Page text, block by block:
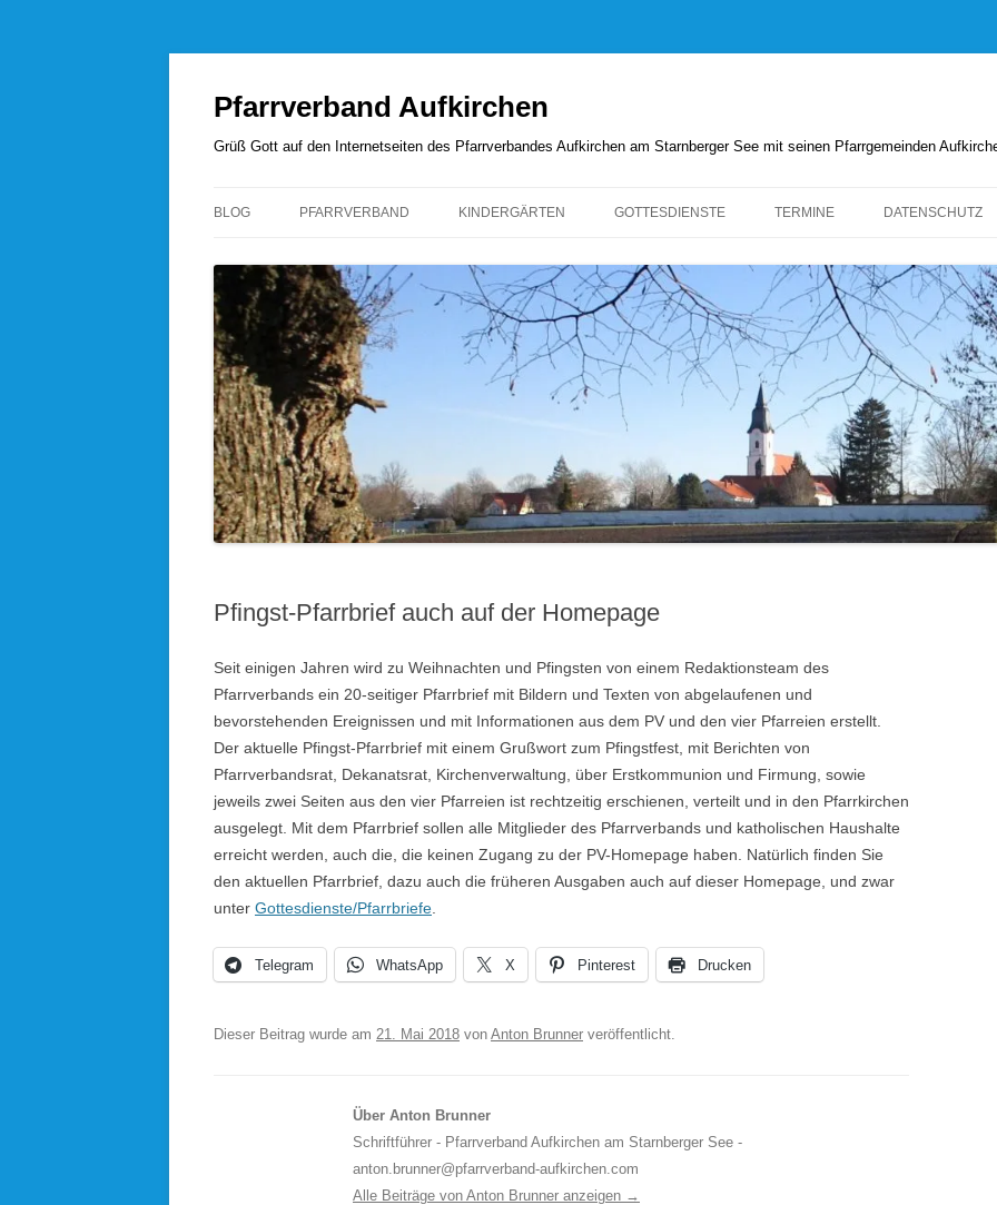
Pfarrverband Aufkirchen
Grüß Gott auf den Internetseiten des Pfarrverbandes Aufkirchen am Starnberger See mit seinen Pfarrgemeinden
BLOG PFARRVERBAND
PFARRVERBANDSRAT
PFARREI AUFKIRCHEN
PFARREI HÖHENRAIN
PFARREI PERCHA
PFARREI WANGEN
KOLPINGSFAMILIE HÖHENRAIN
KIRCHEN UND KAPELLEN IM
BLICK ÜBERN KIRCHTURM
KINDERGÄRTEN GOTTESDIENSTE
KIRCHENANZEIGER
PFARRBRIEFE
TERMINE DATENSCHUTZ
Pfingst-Pfarrbrief auch auf der Homepage
Seit einigen Jahren wird zu Weihnachten und Pfingsten von einem Redaktionsteam des
Pfarrverbands ein 20-seitiger Pfarrbrief mit Bildern und Texten von abgelaufenen und
bevorstehenden Ereignissen und mit Informationen aus dem PV und den vier Pfarreien erstellt.
Der aktuelle Pfingst-Pfarrbrief mit einem Grußwort zum Pfingstfest, mit Berichten von
Pfarrverbandsrat, Dekanatsrat, Kirchenverwaltung, über Erstkommunion und Firmung, sowie
jeweils zwei Seiten aus den vier Pfarreien ist rechtzeitig erschienen, verteilt und in den Pfarrkirchen
ausgelegt. Mit dem Pfarrbrief sollen alle Mitglieder des Pfarrverbands und katholischen Haushalte
erreicht werden, auch die, die keinen Zugang zu der PV-Homepage haben. Natürlich finden Sie
den aktuellen Pfarrbrief, dazu auch die früheren Ausgaben auch auf dieser Homepage, und zwar
unter Gottesdienste/Pfarrbriefe
Telegram WhatsApp X Pinterest Drucken
Dieser Beitrag wurde am 21. Mai 2018 von Anton Brunner veröffentlicht.
Über Anton Brunner
Schriftführer - Pfarrverband Aufkirchen am Starnberger See -
anton.brunner@pfarrverband-aufkirchen.com
Alle Beiträge von Anton Brunner anzeigen →